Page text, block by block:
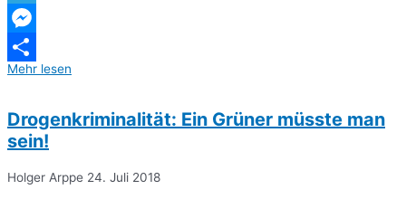
Telegram
Messenger
Teilen
Mehr lesen
Drogenkriminalität: Ein Grüner müsste man
sein!
Holger Arppe 24. Juli 2018